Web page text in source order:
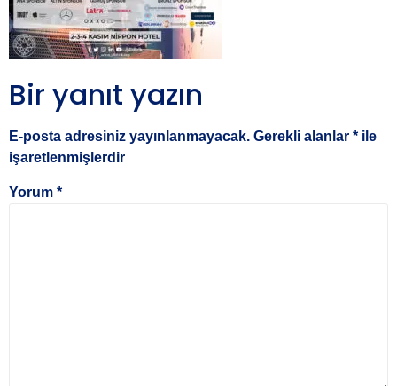
Bir yanıt yazın
E-posta adresiniz yayınlanmayacak. Gerekli alanlar * ile
işaretlenmişlerdir
Yorum *